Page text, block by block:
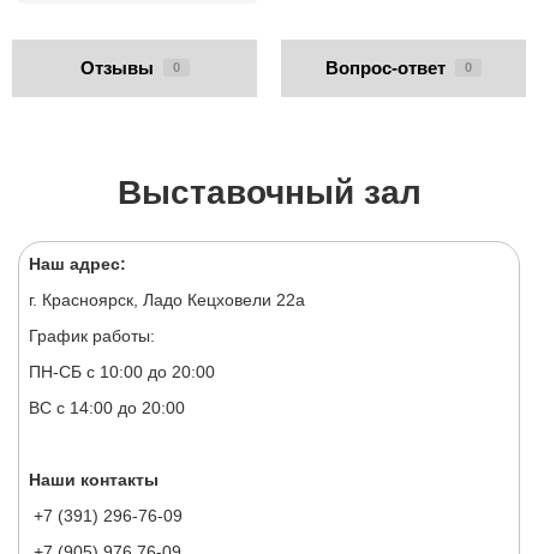
Отзывы 0 Вопрос-ответ 0
Выставочный зал
Наш адрес:
г. Красноярск, Ладо Кецховели 22а
График работы:
ПН-СБ с 10:00 до 20:00
ВС с 14:00 до 20:00
Наши контакты
+7 (391) 296-76-09